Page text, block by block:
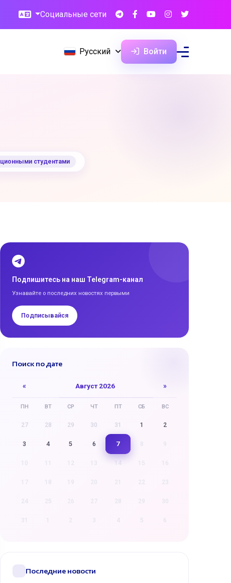
Социальные сети
Русский Войти
студентами
Подпишитесь на наш Telegram-канал
Узнавайте о последних новостях первыми
Подписывайся
Поиск по дате
« Август 2026 »
ПН ВТ СР ЧТ ПТ СБ ВС
27 28 29 30 31 1 2
3 4 5 6 7
14 16
22 23
28 29 30
4 5 6
Последние новости